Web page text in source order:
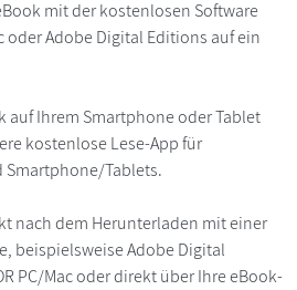
mit der kostenlosen Software
oder Adobe Digital Editions auf ein
auf Ihrem Smartphone oder Tablet
kostenlose Lese-App für
Tablets.
nach dem Herunterladen mit einer
beispielsweise Adobe Digital
PC/Mac oder direkt über Ihre eBook-